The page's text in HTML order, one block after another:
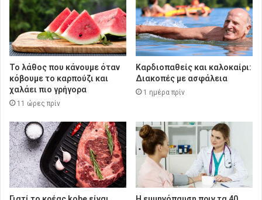
Το λάθος που κάνουμε όταν
κόβουμε το καρπούζι και
χαλάει πιο γρήγορα
11 ώρες πρίν
Καρδιοπαθείς και καλοκαίρι:
Διακοπές με ασφάλεια
1 ημέρα πρίν